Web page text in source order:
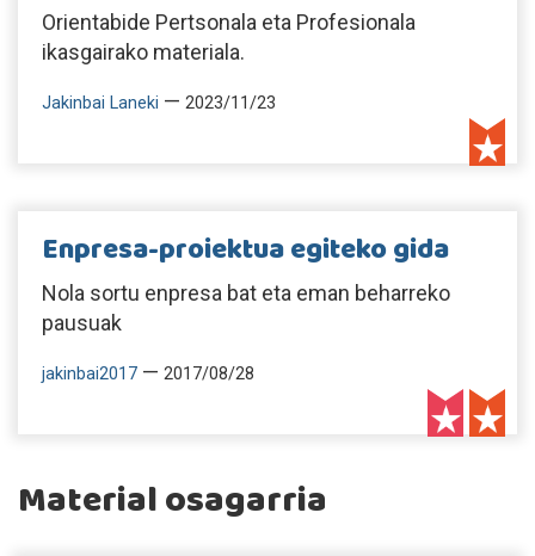
Orientabide Pertsonala eta Profesionala
ikasgairako materiala.
Jakinbai Laneki — 2023/11/23
Enpresa-proiektua egiteko gida
Nola sortu enpresa bat eta eman beharreko
pausuak
jakinbai2017 — 2017/08/28
Material osagarria